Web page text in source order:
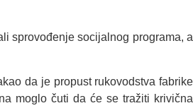
sprovođenje socijalnog programa, a
da je propust rukovodstva fabrike
moglo čuti da će se tražiti krivična